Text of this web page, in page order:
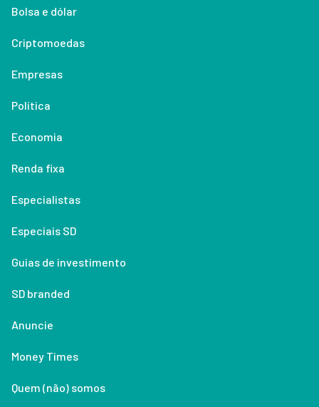
Bolsa e dólar
Criptomoedas
Empresas
Política
Economia
Renda fixa
Especialistas
Especiais SD
Guias de investimento
SD branded
Anuncie
Money Times
Quem (não) somos